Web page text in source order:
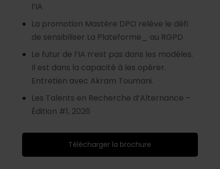
l’IA
La promotion Mastère DPO relève le défi
de sensibiliser La Plateforme_ au RGPD
Le futur de l’IA n’est pas dans les modèles.
Il est dans la capacité à les opérer.
Entretien avec Akram Toumani.
Les Talents en Recherche d’Alternance –
Édition #1, 2026
Télécharger la brochure